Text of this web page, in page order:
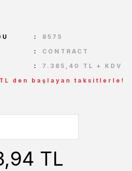
8575
CONTRACT
7.385,40 TL + KDV
den başlayan taksitlerle!
TL